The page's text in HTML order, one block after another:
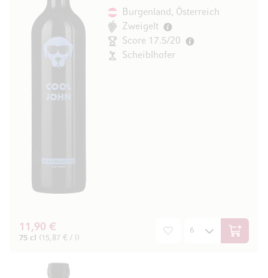
Burgenland, Österreich
Zweigelt
Score 17.5/20
Scheiblhofer
11,90 €
75 cl (15,87 € / l) In den